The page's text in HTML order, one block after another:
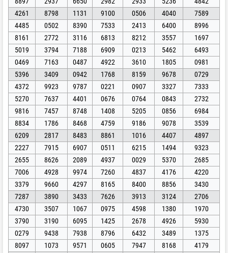
4261
8798 1131 9100 0506 4040
7589
4485
0502 8390 7533 2413 6400
8996
8161
2772 3116 6813 8212 3557
1697
5019
3794 7188 6909 0213 5462
6493
0469
7163 0487 4922 3610 1805
0981
5396
3409 0942 1768 8159 9678
0729
4372
9923 9787 0221 0907 3327
7333
5270
7637 4401 0676 0764 0843
2732
9816
7457 8748 1408 5205 0856
6984
8834
1786 8468 4759 9186 9078
3539
6209
2817 8483 8861 1016 4407
4897
2227
7915 6907 0511 6215 1494
9323
2655
8626 2089 4937 0029 5370
2685
7006
4928 9974 7260 4837 4176
4220
3379
9660 4297 8165 8400 8856
3430
7287
3890 3433 7626 3913 3124
2706
4730
3507 1067 0975 4598 1380
1970
3790
3190 6095 1425 2678 4926
5930
0279
9438 7938 8796 6432 3489
1375
8097
1073 9571 0605 7947 8168
4179